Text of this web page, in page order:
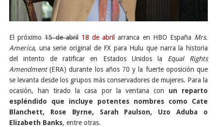
El próximo15 de abril 18 de abril arranca en HBO España Mrs.
America, una serie original de FX para Hulu que narra la historia
del intento de ratificar en Estados Unidos la Equal Rights
Amendment(ERA) durante los años 70 y la fuerte oposición que
se levanta desde los grupos más conservadores de mujeres. Para la
ocasión, han tirado la casa por la ventana con un reparto
espléndido que incluye potentes nombres como Cate
Blanchett, Rose Byrne, Sarah Paulson, Uzo Aduba o
Elizabeth Banks, entre otras.